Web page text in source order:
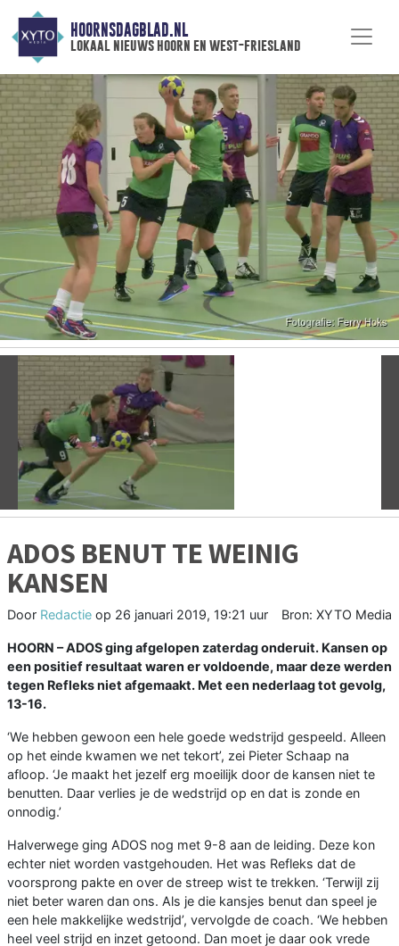
HOORNSDAGBLAD.NL
lokaal nieuws hoorn en west-friesland
Vorige
ADOS BENUT TE WEINIG
KANSEN
Door Redactie op 26 januari 2019, 19:21 uur Bron: XYTO Media
HOORN –ADOS ging afgelopen zaterdag onderuit. Kansen op
een positief resultaat waren er voldoende, maar deze werden
tegen Refleks niet afgemaakt. Met een nederlaag tot gevolg,
13-16.
‘We hebben gewoon een hele goede wedstrijd gespeeld. Alleen
op het einde kwamen we net tekort’, zei Pieter Schaap na
afloop. ‘Je maakt het jezelf erg moeilijk door de kansen niet te
benutten. Daar verlies je de wedstrijd op en dat is zonde en
onnodig.’
Halverwege ging ADOS nog met 9-8 aan de leiding. Deze kon
echter niet worden vastgehouden. Het was Refleks dat de
voorsprong pakte en over de streep wist te trekken. ‘Terwijl zij
niet beter waren dan ons. Als je die kansjes benut dan speel je
een hele makkelijke wedstrijd’, vervolgde de coach. ‘We hebben
heel veel strijd en inzet getoond. Dan moet je daar ook vrede